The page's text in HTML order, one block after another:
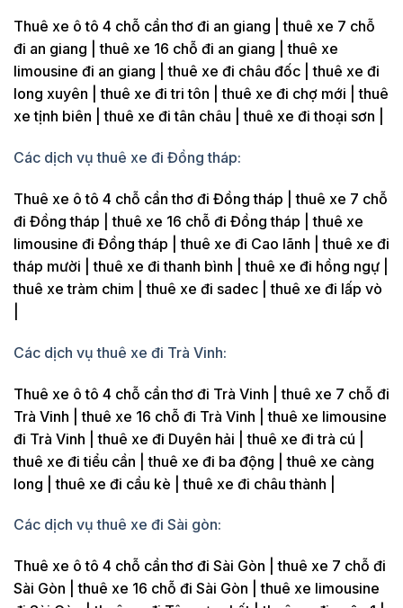
Thuê xe ô tô 4 chỗ cần thơ đi an giang | thuê xe 7 chỗ
đi an giang | thuê xe 16 chỗ đi an giang | thuê xe
limousine đi an giang | thuê xe đi châu đốc | thuê xe đi
long xuyên | thuê xe đi tri tôn | thuê xe đi chợ mới | thuê
xe tịnh biên | thuê xe đi tân châu | thuê xe đi thoại sơn |
Các dịch vụ thuê xe đi Đồng tháp:
Thuê xe ô tô 4 chỗ cần thơ đi Đồng tháp | thuê xe 7 chỗ
đi Đồng tháp | thuê xe 16 chỗ đi Đồng tháp | thuê xe
limousine đi Đồng tháp | thuê xe đi Cao lãnh | thuê xe đi
tháp mười | thuê xe đi thanh bình | thuê xe đi hồng ngự |
thuê xe tràm chim | thuê xe đi sadec | thuê xe đi lấp vò
Các dịch vụ thuê xe đi Trà Vinh:
Thuê xe ô tô 4 chỗ cần thơ đi Trà Vinh | thuê xe 7 chỗ đi
Trà Vinh | thuê xe 16 chỗ đi Trà Vinh | thuê xe limousine
đi Trà Vinh | thuê xe đi Duyên hải | thuê xe đi trà cú |
thuê xe đi tiểu cần | thuê xe đi ba động | thuê xe càng
long | thuê xe đi cầu kè | thuê xe đi châu thành |
Các dịch vụ thuê xe đi Sài gòn:
Thuê xe ô tô 4 chỗ cần thơ đi Sài Gòn | thuê xe 7 chỗ đi
Sài Gòn | thuê xe 16 chỗ đi Sài Gòn | thuê xe limousine